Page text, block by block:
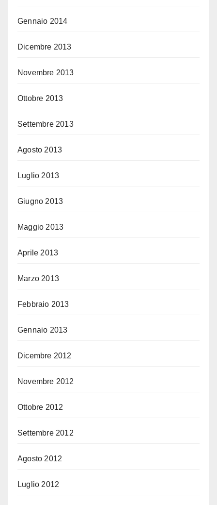
Gennaio 2014
Dicembre 2013
Novembre 2013
Ottobre 2013
Settembre 2013
Agosto 2013
Luglio 2013
Giugno 2013
Maggio 2013
Aprile 2013
Marzo 2013
Febbraio 2013
Gennaio 2013
Dicembre 2012
Novembre 2012
Ottobre 2012
Settembre 2012
Agosto 2012
Luglio 2012